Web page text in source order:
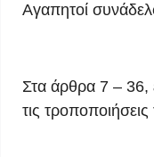
Αγαπητοί
Στα άρθρα 7 – 36,
τις